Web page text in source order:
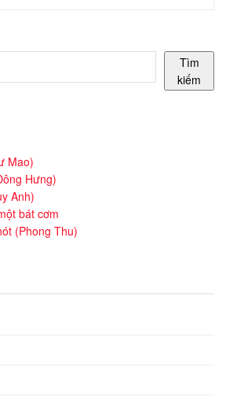
Tìm
kiếm
Mao)
Hưng)
Anh)
bát cơm
(Phong Thu)